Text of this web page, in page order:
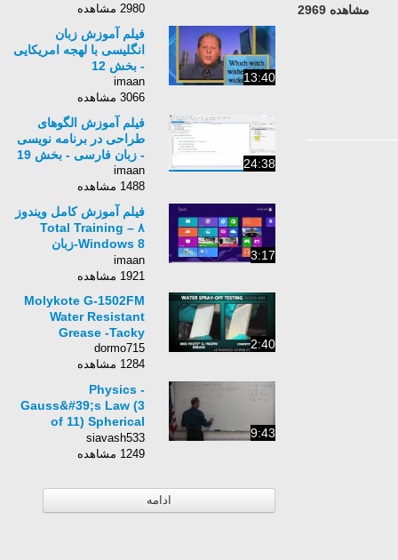
مشاهده 2969
2980 مشاهده
13:40
فیلم آموزش زبان
انگلیسی با لهجه امریکایی
- بخش 12
imaan
3066 مشاهده
24:38
فیلم آموزش الگوهای
طراحی در برنامه نویسی
- زبان فارسی - بخش 19
imaan
1488 مشاهده
3:17
فیلم آموزش کامل ویندوز
۸ – Total Training
Windows 8-زبان
انگلیسی -بخش 10
imaan
1921 مشاهده
2:40
Molykote G-1502FM
Water Resistant
Grease -Tacky
dormo715
1284 مشاهده
9:43
Physics -
Gauss&#39;s Law (3
of 11) Spherical
Charge
siavash533
1249 مشاهده
ادامه